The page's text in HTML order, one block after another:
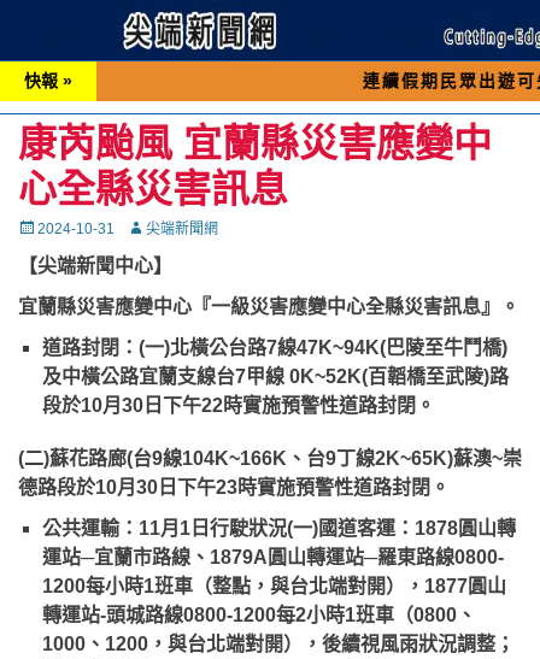
快報 » 連續假期民眾出遊可先撥打交通
康芮颱風 宜蘭縣災害應變中
心全縣災害訊息
Posted
2024-10-31 Autor尖端新聞網
【尖端新聞中心】
宜蘭縣災害應變中心『一級災害應變中心全縣災害訊息』。
道路封閉：(一)北橫公台路7線47K~94K(巴陵至牛鬥橋)
及中橫公路宜蘭支線台7甲線 0K~52K(百韜橋至武陵)路
段於10月30日下午22時實施預警性道路封閉。
(二)蘇花路廊(台9線104K~166K、台9丁線2K~65K)蘇澳~崇
德路段於10月30日下午23時實施預警性道路封閉。
公共運輸： 11月1日行駛狀況(一)國道客運：1878圓山轉
運站─宜蘭市路線、1879A圓山轉運站─羅東路線0800-
1200每小時1班車（整點，與台北端對開），1877圓山
轉運站-頭城路線0800-1200每2小時1班車（0800、
1000、1200，與台北端對開），後續視風雨狀況調整；